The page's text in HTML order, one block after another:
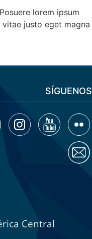
lorem ipsum
justo eget magna
SÍGUENOS
Central